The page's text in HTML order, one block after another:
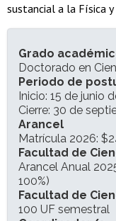
sustancial a la Física y
INFORMACIÓN
Grado
Doctorado en
Periodo de
Inicio: 15 de junio
Cierre: 30 de
Arancel
Matrícula 2026:
Facultad de
Arancel Anual
100%)
Facultad de
100 UF semestral